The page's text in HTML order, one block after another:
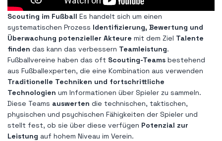
Scouting im Fußball Es handelt sich um einen
systematischen Prozess Identifizierung, Bewertung und
Überwachung potenzieller Akteure mit dem Ziel Talente
finden das kann das verbessern Teamleistung.
Fußballvereine haben das oft Scouting-Teams bestehend
aus Fußballexperten, die eine Kombination aus verwenden
Traditionelle Techniken und fortschrittliche
Technologien um Informationen über Spieler zu sammeln.
Diese Teams auswerten die technischen, taktischen,
physischen und psychischen Fähigkeiten der Spieler und
stellt fest, ob sie über diese verfügen Potenzial zur
Leistung auf hohem Niveau im Verein.